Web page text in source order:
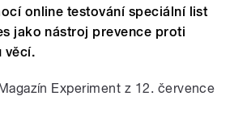
online testování speciální list
jako nástroj prevence proti
věcí.
Experiment z 12. července